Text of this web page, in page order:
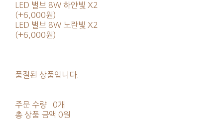
LED 벌브 8W 하얀빛 X2
(+6,000원)
LED 벌브 8W 노란빛 X2
(+6,000원)
품절된 상품입니다.
주문 수량
0개
총 상품 금액 0원